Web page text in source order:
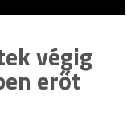
végig
erőt